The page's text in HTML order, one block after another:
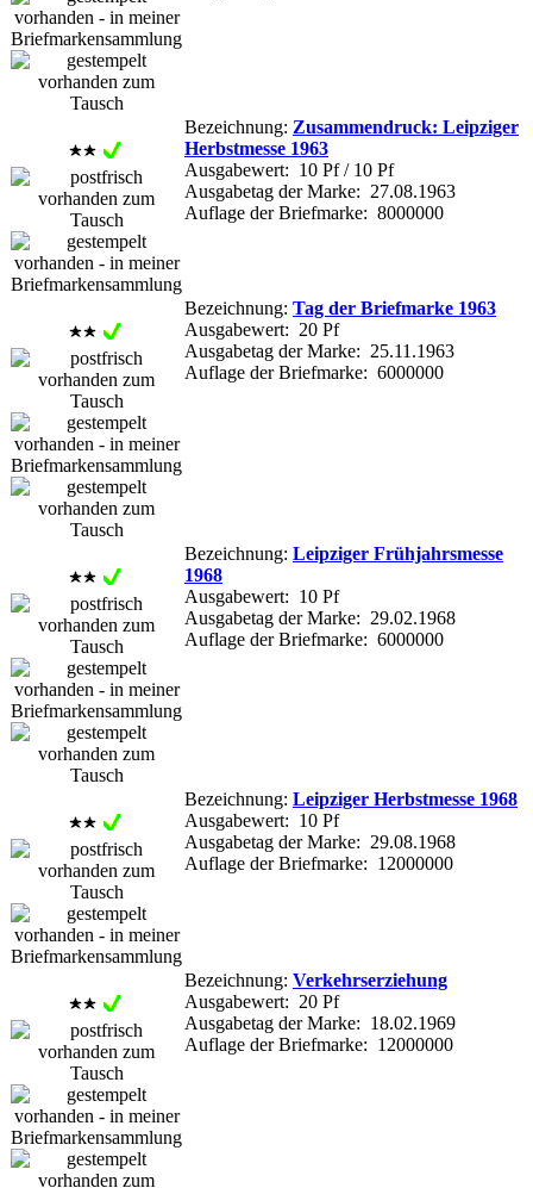
Bezeichnung: Zusammendruck: Leipziger
Herbstmesse 1963
Ausgabewert: 10 Pf / 10 Pf
Ausgabetag der Marke: 27.08.1963
Auflage der Briefmarke: 8000000
Bezeichnung: Tag der Briefmarke 1963
Ausgabewert: 20 Pf
Ausgabetag der Marke: 25.11.1963
Auflage der Briefmarke: 6000000
Bezeichnung: Leipziger Frühjahrsmesse
1968
Ausgabewert: 10 Pf
Ausgabetag der Marke: 29.02.1968
Auflage der Briefmarke: 6000000
Bezeichnung: Leipziger Herbstmesse 1968
Ausgabewert: 10 Pf
Ausgabetag der Marke: 29.08.1968
Auflage der Briefmarke: 12000000
Bezeichnung: Verkehrserziehung
Ausgabewert: 20 Pf
Ausgabetag der Marke: 18.02.1969
Auflage der Briefmarke: 12000000